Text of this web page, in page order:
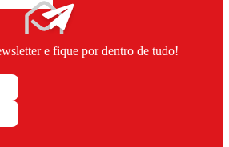
e fique por dentro de tudo!